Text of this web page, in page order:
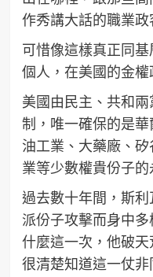
作秀講大話的職業政
可惜像這樣真正同
個人，在美國的金權
美國由民主、共和
制，唯一確保的是
油工業、大藥廠、
業等少數權貴份子的
過去數十年間，斯
派份子攻擊而身中
什麼這一次，他破
很清楚知道這一仗非